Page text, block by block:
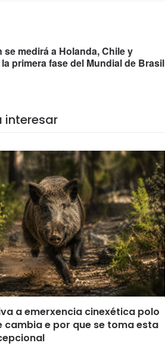
se medirá a Holanda, Chile y
primera fase del Mundial de Brasil
interesar
a emerxencia cinexética polo
cambia e por que se toma esta